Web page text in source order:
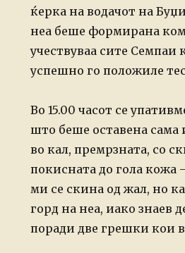
ќерка на водачот на
неа беше формирана
учествуваа сите Семпаи
успешно го положиле
Во 15.00 часот се
што беше оставена сама
во кал, премрзната, со
покисната до гола кожа
ми се скина од жал, но
горд на неа, иако знаев
поради две грешки кои